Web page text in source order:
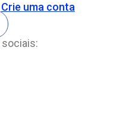
Crie uma conta